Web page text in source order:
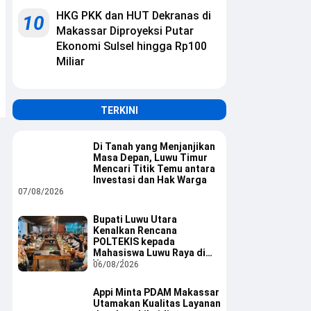
10
HKG PKK dan HUT Dekranas di
Makassar Diproyeksi Putar
Ekonomi Sulsel hingga Rp100
Miliar
TERKINI
Di Tanah yang Menjanjikan
Masa Depan, Luwu Timur
Mencari Titik Temu antara
Investasi dan Hak Warga
07/08/2026
Bupati Luwu Utara
Kenalkan Rencana
POLTEKIS kepada
Mahasiswa Luwu Raya di
Yogyakarta
06/08/2026
Appi Minta PDAM Makassar
Utamakan Kualitas Layanan